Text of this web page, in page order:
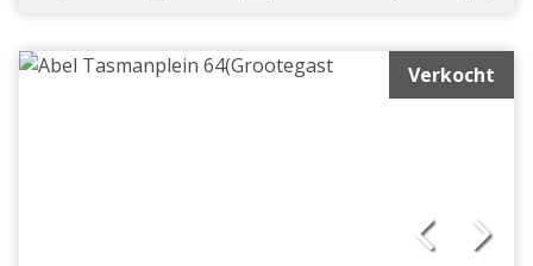
Verkocht